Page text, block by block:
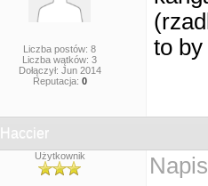
Liczba postów: 8
Liczba wątków: 3
Dołączył: Jun 2014
Reputacja: 0
to by
Haccier
Użytkownik